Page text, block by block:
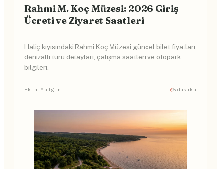
Rahmi M. Koç Müzesi: 2026 Giriş
Ücreti ve Ziyaret Saatleri
Haliç kıyısındaki Rahmi Koç Müzesi güncel bilet fiyatları,
denizaltı turu detayları, çalışma saatleri ve otopark
bilgileri.
Ekin Yalgın 5dakika